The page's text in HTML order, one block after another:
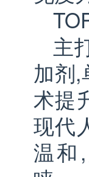
主
加剂,
术提
现代
温和